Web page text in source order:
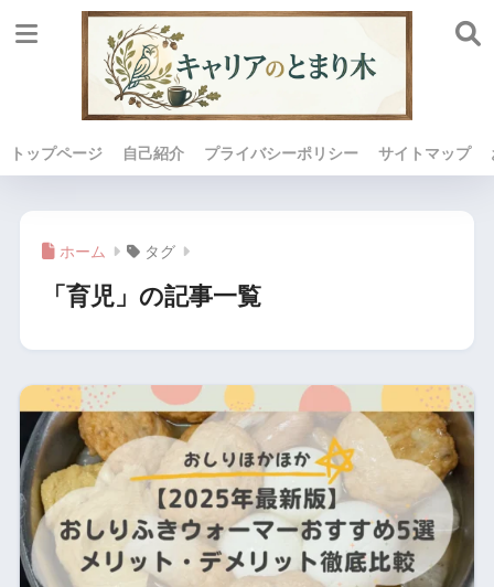
トップページ 自己紹介 プライバシーポリシー サイトマップ
ホーム タグ
「育児」の記事一覧